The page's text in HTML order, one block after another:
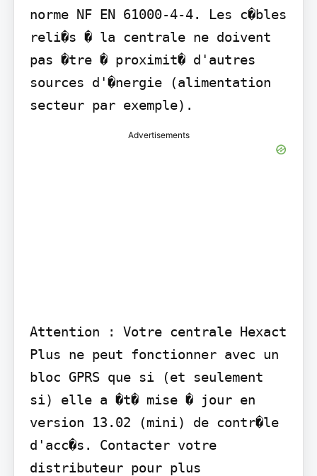
norme NF EN 61000-4-4. Les c�bles
reli�s � la centrale ne doivent
pas �tre � proximit� d'autres
sources d'�nergie (alimentation
secteur par exemple).
Advertisements
Attention : Votre centrale Hexact
Plus ne peut fonctionner avec un
bloc GPRS que si (et seulement
si) elle a �t� mise � jour en
version 13.02 (mini) de contr�le
d'acc�s. Contacter votre
distributeur pour plus